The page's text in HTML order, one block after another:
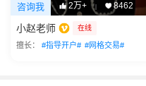
咨询我 2万+ | 8462
小赵老师 在线
擅长： #指导开户# #网格交易#